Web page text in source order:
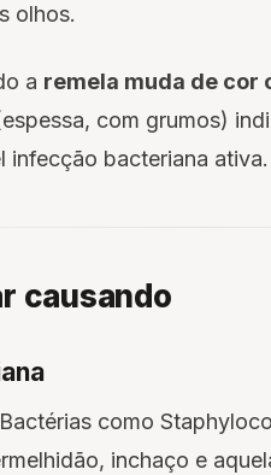
olhos.
a remela muda de cor
com grumos)
infecção bacteriana ativa.
causando
como
inchaço e